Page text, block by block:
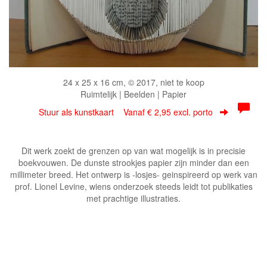
24 x 25 x 16 cm, © 2017, niet te koop
Ruimtelijk | Beelden | Papier
Stuur als kunstkaart Vanaf € 2,95 excl. porto
Dit werk zoekt de grenzen op van wat mogelijk is in precisie
boekvouwen. De dunste strookjes papier zijn minder dan een
millimeter breed. Het ontwerp is -losjes- geinspireerd op werk van
prof. Lionel Levine, wiens onderzoek steeds leidt tot publikaties
met prachtige illustraties.